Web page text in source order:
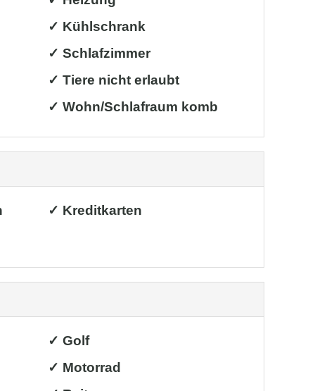
✓ Kühlschrank
✓ Schlafzimmer
✓ Tiere nicht erlaubt
✓ Wohn/Schlafraum komb
✓ Kreditkarten
✓ Golf
✓ Motorrad